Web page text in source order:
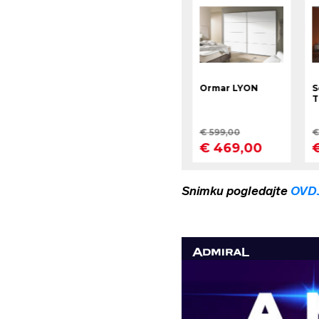
Snimku pogledajte